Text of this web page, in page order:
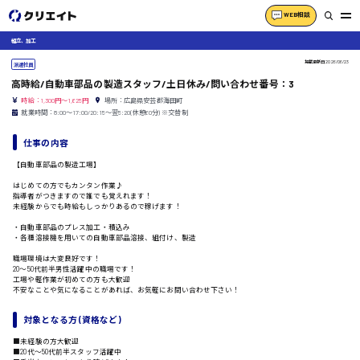
WEB相談
組立、加工
派遣社員 掲載更新日2026/06/23
高時給/自動車部品の製造スタッフ/土日休み/問い合わせ番号：3
時給：1,300円～1,625円
場所：広島県安芸郡海田町
就業時間：8:00〜17:00/20:15〜翌5:20(休憩60分) ※交替制
仕事の内容
【自動車部品の製造工場】
はじめての方でもカンタン作業♪
指導者がつきますので誰でも覚えれます！
未経験からでも時給もしっかりあるので稼げます！
・自動車部品のプレス加工・積込み
・各種溶接機を用いての自動車部品溶接、組付け、製造
職場環境は大変良好です！
20〜50代前半男性活躍中の職場です！
工場や軽作業が初めての方も大歓迎
不安なことや気になることがあれば、お気軽にお問い合わせ下さい！
対象となる方 (資格など)
■未経験の方大歓迎
■20代〜50代前半スタッフ活躍中